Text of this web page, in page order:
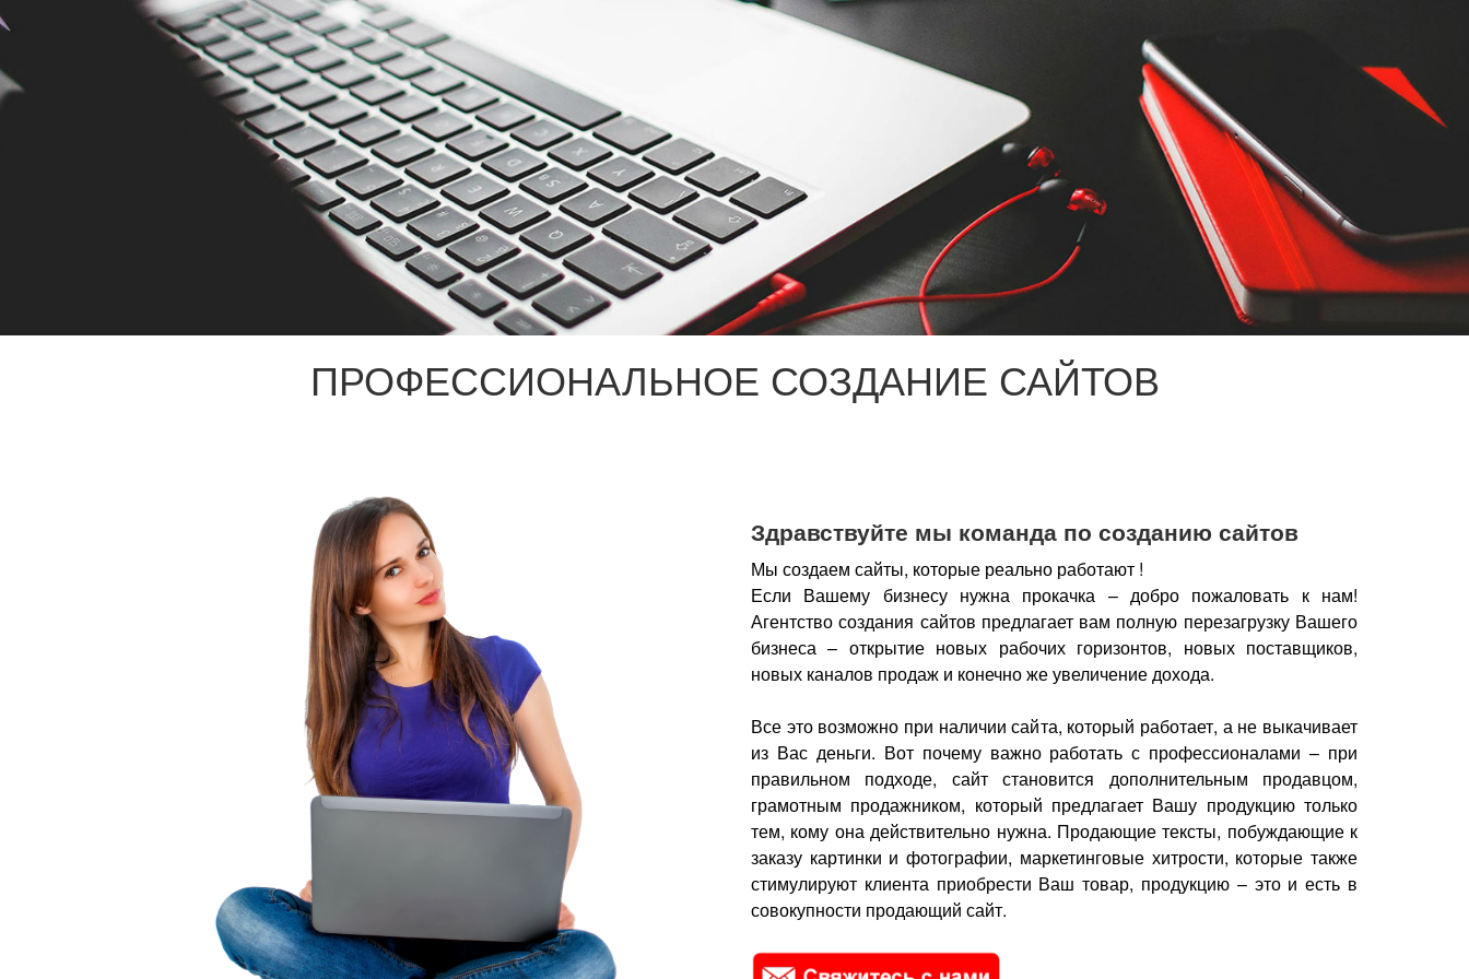
ПРОФЕССИОНАЛЬНОЕ СОЗДАНИЕ САЙТОВ
Здравствуйте мы команда по созданию сайтов
Мы создаем сайты, которые реально работают !
Если Вашему бизнесу нужна прокачка – добро пожаловать к нам!
Агентство создания сайтов предлагает вам полную перезагрузку Вашего
бизнеса – открытие новых рабочих горизонтов, новых поставщиков,
новых каналов продаж и конечно же увеличение дохода.
Все это возможно при наличии сайта, который работает, а не выкачивает
из Вас деньги. Вот почему важно работать с профессионалами – при
правильном подходе, сайт становится дополнительным продавцом,
грамотным продажником, который предлагает Вашу продукцию только
тем, кому она действительно нужна. Продающие тексты, побуждающие к
заказу картинки и фотографии, маркетинговые хитрости, которые также
стимулируют клиента приобрести Ваш товар, продукцию – это и есть в
совокупности продающий сайт.